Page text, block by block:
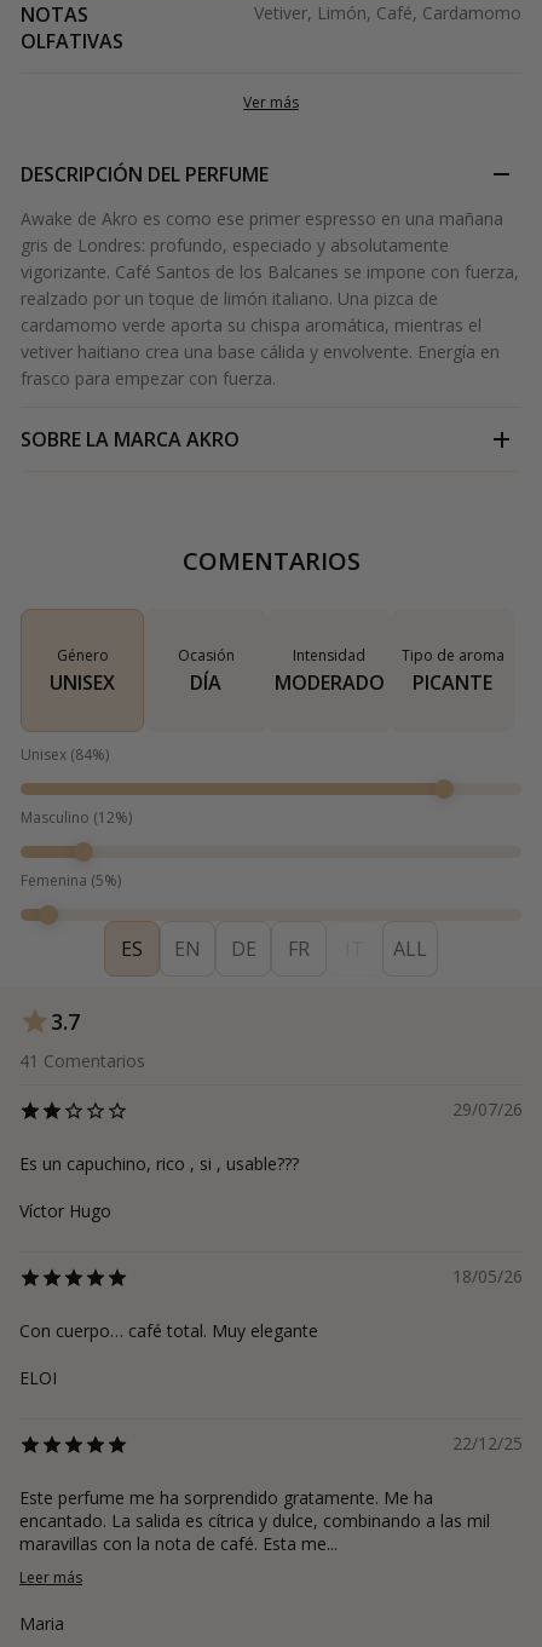
NOTAS
OLFATIVAS
Vetiver, Limón, Café, Cardamomo
Ver más
DESCRIPCIÓN DEL PERFUME
Awake de Akro es como ese primer espresso en una mañana
gris de Londres: profundo, especiado y absolutamente
vigorizante. Café Santos de los Balcanes se impone con fuerza,
realzado por un toque de limón italiano. Una pizca de
cardamomo verde aporta su chispa aromática, mientras el
vetiver haitiano crea una base cálida y envolvente. Energía en
frasco para empezar con fuerza.
SOBRE LA MARCAAKRO
COMENTARIOS
Género
UNISEX
Ocasión
DÍA
Intensidad
MODERADO
Tipo de aroma
PICANTE
Unisex (84%)
Masculino (12%)
Femenina (5%)
ES EN DE FR ALL
3.7
41 Comentarios
29/07/26
Es un capuchino, rico , si , usable???
Víctor Hugo
18/05/26
Con cuerpo… café total. Muy elegante
ELOI
22/12/25
Este perfume me ha sorprendido gratamente. Me ha
encantado. La salida es cítrica y dulce, combinando a las mil
maravillas con la nota de café. Esta me...
Leer más
Maria